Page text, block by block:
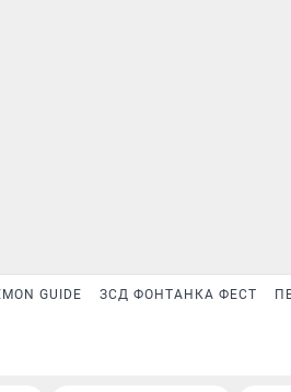
GUIDE ЗСД ФОНТАНКА ФЕСТ